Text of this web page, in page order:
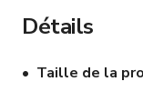
Détails
Taille de la